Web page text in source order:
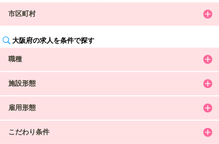
市区町村
大阪府の求人を条件で探す
職種
施設形態
雇用形態
こだわり条件